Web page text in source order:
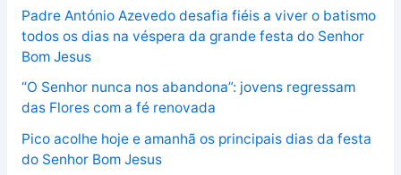
Padre António Azevedo desafia fiéis a viver o batismo
todos os dias na véspera da grande festa do Senhor
Bom Jesus
“O Senhor nunca nos abandona”: jovens regressam
das Flores com a fé renovada
Pico acolhe hoje e amanhã os principais dias da festa
do Senhor Bom Jesus